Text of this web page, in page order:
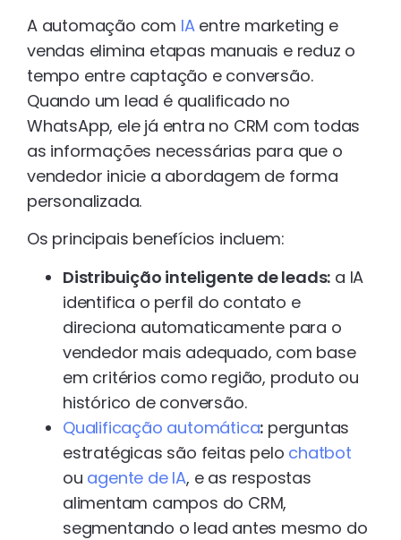
A automação com IAentre marketing e
vendas elimina etapas manuais e reduz o
tempo entre captação e conversão.
Quando um lead é qualificado no
WhatsApp, ele já entra no CRM com todas
as informações necessárias para que o
vendedor inicie a abordagem de forma
personalizada.
Os principais benefícios incluem:
Distribuição inteligente de leads: a IA
identifica o perfil do contato e
direciona automaticamente para o
vendedor mais adequado, com base
em critérios como região, produto ou
histórico de conversão.
Qualificação automática: perguntas
estratégicas são feitas pelo chatbot
ou agente de IA, e as respostas
alimentam campos do CRM,
segmentando o lead antes mesmo do